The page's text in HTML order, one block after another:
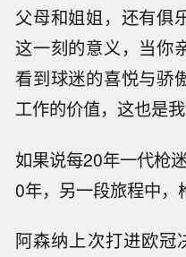
父母和姐姐，还有俱
这一刻的意义，当你
看到球迷的喜悦与骄
工作的价值，这也是
如果说每20年一代枪
0年，另一段旅程中，
阿森纳上次打进欧冠